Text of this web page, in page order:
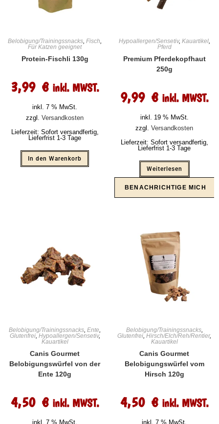
Belobigung/Trainingssnacks, Fisch,
Für Katzen geeignet
Protein-Fischli 130g
3,99 € inkl. MWST.
inkl. 7 % MwSt.
zzgl. Versandkosten
Lieferzeit: Sofort versandfertig,
Lieferfrist 1-3 Tage
In den Warenkorb
Hypoallergen/Sensetiv, Kauartikel,
Pferd
Premium Pferdekopfhaut
250g
9,99 € inkl. MWST.
inkl. 19 % MwSt.
zzgl. Versandkosten
Lieferzeit: Sofort versandfertig,
Lieferfrist 1-3 Tage
Weiterlesen
Belobigung/Trainingssnacks, Ente,
Glutenfrei, Hypoallergen/Sensetiv,
Kauartikel
Canis Gourmet
Belobigungswürfel von der
Ente 120g
4,50 € inkl. MWST.
Belobigung/Trainingssnacks,
Glutenfrei, Hirsch/Elch/Reh/Rentier,
Kauartikel
Canis Gourmet
Belobigungswürfel vom
Hirsch 120g
4,50 € inkl. MWST.